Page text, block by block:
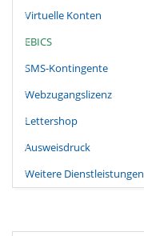
Virtuelle Konten
EBICS
SMS-Kontingente
Webzugangslizenz
Lettershop
Ausweisdruck
Weitere Dienstleistungen